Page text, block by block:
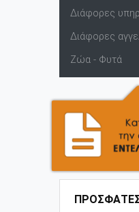
Διάφορες
Διάφορες
Ζώα - Φυτά
ΠΡΟΣΦΑΤΕΣ